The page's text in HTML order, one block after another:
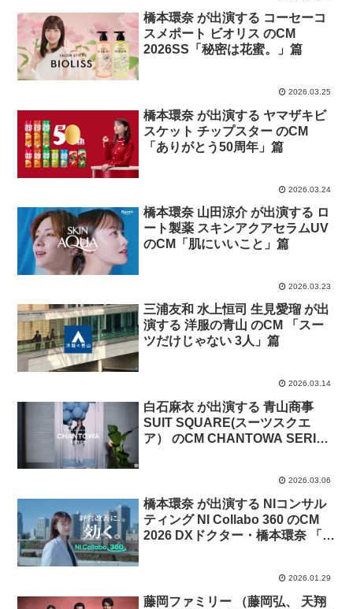
橋本環奈 が出演する コーセーコ
スメポート ビオリス のCM
2026SS「秘密は花蜜。」篇
2026.03.25
橋本環奈 が出演する ヤマザキビ
スケット チップスター のCM
「ありがとう50周年」篇
2026.03.24
橋本環奈 山田涼介 が出演する ロ
ート製薬 スキンアクアセラムUV
のCM「肌にいいこと」篇
2026.03.23
三浦友和 水上恒司 生見愛瑠 が出
演する 洋服の青山 のCM 「スー
ツだけじゃない 3人」篇
2026.03.14
白石麻衣 が出演する 青山商事
SUIT SQUARE(スーツスクエ
ア） のCM CHANTOWA SERIES
2026.03.06
橋本環奈 が出演する NIコンサル
ティング NI Collabo 360 のCM
2026 DXドクター・橋本環奈 「会
2026.01.29
藤岡ファミリー （藤岡弘、 天翔